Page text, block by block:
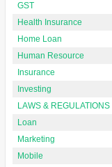
GST
Health Insurance
Home Loan
Human Resource
Insurance
Investing
LAWS & REGULATIONS
Loan
Marketing
Mobile